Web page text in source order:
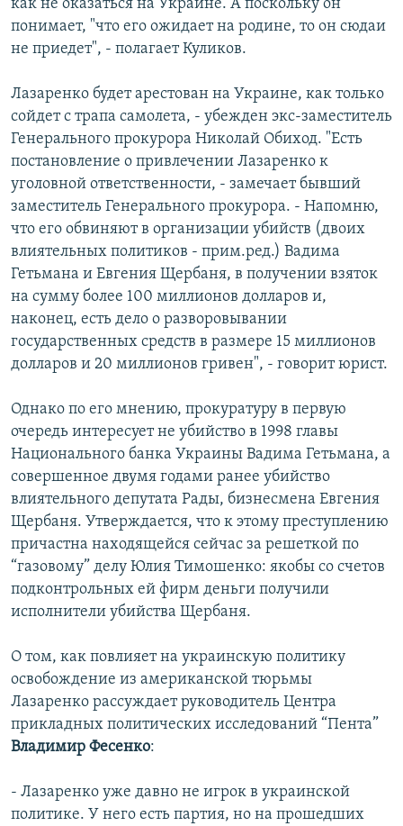
как не оказаться на Украине. А поскольку он
понимает, "что его ожидает на родине, то он сюдаи
не приедет", - полагает Куликов.
Лазаренко будет арестован на Украине, как только
сойдет с трапа самолета, - убежден экс-заместитель
Генерального прокурора Николай Обиход. "Есть
постановление о привлечении Лазаренко к
уголовной ответственности, - замечает бывший
заместитель Генерального прокурора. - Напомню,
что его обвиняют в организации убийств (двоих
влиятельных политиков - прим.ред.) Вадима
Гетьмана и Евгения Щербаня, в получении взяток
на сумму более 100 миллионов долларов и,
наконец, есть дело о разворовывании
государственных средств в размере 15 миллионов
долларов и 20 миллионов гривен", - говорит юрист.
Однако по его мнению, прокуратуру в первую
очередь интересует не убийство в 1998 главы
Национального банка Украины Вадима Гетьмана, а
совершенное двумя годами ранее убийство
влиятельного депутата Рады, бизнесмена Евгения
Щербаня. Утверждается, что к этому преступлению
причастна находящейся сейчас за решеткой по
“газовому” делу Юлия Тимошенко: якобы со счетов
подконтрольных ей фирм деньги получили
исполнители убийства Щербаня.
О том, как повлияет на украинскую политику
освобождение из американской тюрьмы
Лазаренко рассуждает руководитель Центра
прикладных политических исследований “Пента”
Владимир Фесенко:
- Лазаренко уже давно не игрок в украинской
политике. У него есть партия, но на прошедших